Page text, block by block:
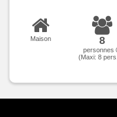
Maison 8
personnes
(Maxi: 8 pers.